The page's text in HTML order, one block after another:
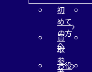
初
めて
の方
へ
買
取
参
お役